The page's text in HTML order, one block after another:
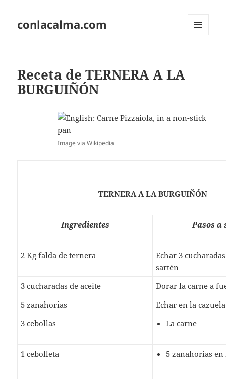
conlacalma.com
Receta de TERNERA A LA
BURGUIÑÓN
Image via Wikipedia
TERNERA A LA BURGUIÑÓN
Ingredientes Pasos a
2 Kg falda de ternera
Echar 3
sartén
3 cucharadas de aceite
Dorar la carne a
5 zanahorias
Echar en la
3 cebollas
La carne
1 cebolleta 5 zanahorias